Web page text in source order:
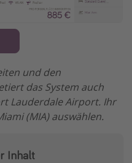
und den
das System auch
Lauderdale Airport. Ihr
(MIA) auswählen.
Inhalt